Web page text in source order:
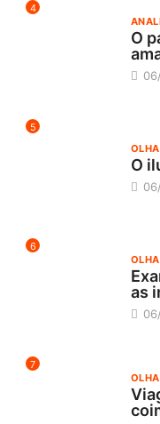
4
O
5
O
6
as
7